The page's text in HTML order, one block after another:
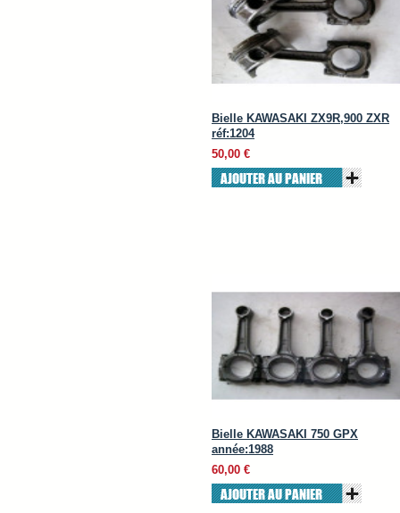
Bielle KAWASAKI ZX9R,900 ZXR
réf:1204
50,00 €
AJOUTER AU PANIER
Bielle KAWASAKI 750 GPX
année:1988
60,00 €
AJOUTER AU PANIER